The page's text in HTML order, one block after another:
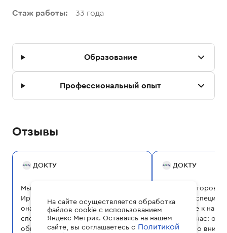
На сайте осуществляется обработка
файлов cookie с использованием
Яндекс Метрик. Оставаясь на нашем
сайте, вы соглашаетесь с Политикой
Стаж работы:
33 года
Образование
Профессиональный опыт
Отзывы
ДОКТУ
Мы благодарны Врачу-кардиологу
Ирине Викторовне Хребтовой, ибо
она стала единственным
специалистом, сумевшим
обнаружить причину проблемы с
ДОКТУ
Ирина
отличный
отношение к
поразило нас: она
невероятно